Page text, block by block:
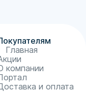
Главная
компании
и оплата